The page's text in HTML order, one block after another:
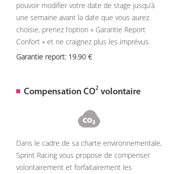
pouvoir modifier votre date de stage jusqu’à
une semaine avant la date que vous aurez
choisie, prenez l’option « Garantie Report
Confort » et ne craignez plus les imprévus.
Garantie report: 19.90
Compensation CO2volontaire
Dans le cadre de sa charte environnementale,
Sprint Racing vous propose de compenser
volontairement et forfaitairement les